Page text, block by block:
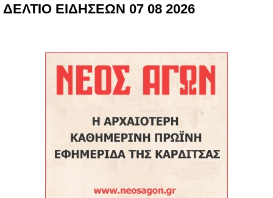
ΔΕΛΤΙΟ ΕΙΔΗΣΕΩΝ 07 08 2026